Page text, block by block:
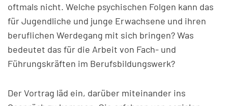
oftmals nicht. Welche psychischen Folgen kann das
für Jugendliche und junge Erwachsene und ihren
beruflichen Werdegang mit sich bringen? Was
bedeutet das für die Arbeit von Fach- und
Führungskräften im Berufsbildungswerk?
Der Vortrag läd ein, darüber miteinander ins